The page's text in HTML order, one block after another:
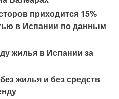
приходится 15%
в Испании по данным
жилья в Испании за
жилья и без средств